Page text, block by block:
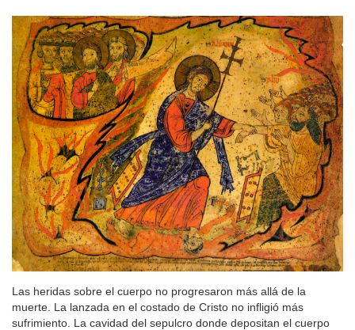
Las heridas sobre el cuerpo no progresaron más allá de la
muerte. La lanzada en el costado de Cristo no infligió más
sufrimiento. La cavidad del sepulcro donde depositan el cuerpo